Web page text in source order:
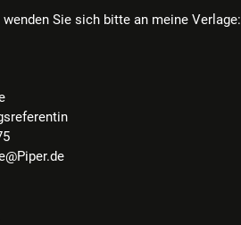
wenden Sie sich bitte an meine Verlage: